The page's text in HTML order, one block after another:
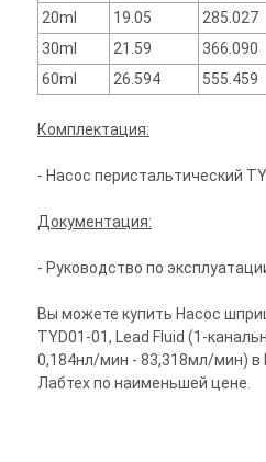
20ml
19.05 285.027
30ml
21.59 366.090
60ml
26.594 555.459
Комплектация:
- Насос перистальтический
Документация:
- Руководство по
Вы можете купить Насос
TYD01-01, Lead Fluid (1-
0,184нл/мин - 83,318мл/мин) в
Лабтех по наименьшей цене.